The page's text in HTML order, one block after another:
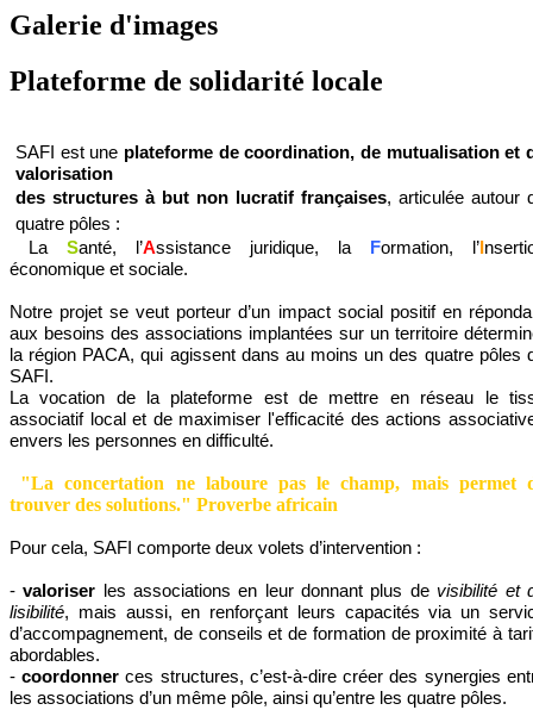
Galerie d'images
Plateforme de solidarité locale
SAFI est une plateforme de coordination, de mutualisation et
valorisation
des structures à but non lucratif françaises, articulée autour
quatre pôles :
La Santé, l’Assistance juridique, la Formation, l’I
économique et sociale.
Notre projet se veut porteur d’un impact social positif en
aux besoins des associations implantées sur un territoire
la région PACA, qui agissent dans au moins un des quatre pôles
SAFI.
La vocation de la plateforme est de mettre en réseau le
associatif local et de maximiser l'efficacité des actions
envers les personnes en difficulté.
"La concertation ne laboure pas le champ, mais permet
trouver des solutions." Proverbe africain
Pour cela, SAFI comporte deux volets d’intervention :
-valoriser les associations en leur donnant plus de visibilité et
lisibilité, mais aussi, en renforçant leurs capacités via un
d’accompagnement, de conseils et de formation de proximité à
abordables.
-coordonner ces structures, c’est-à-dire créer des synergies
les associations d’un même pôle, ainsi qu’entre les quatre pôles.